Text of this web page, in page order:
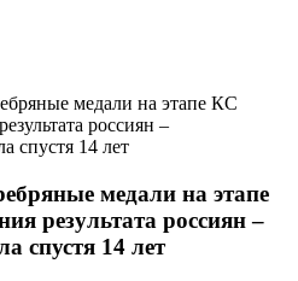
медали на этапе КС
россиян –
спустя 14 лет
медали на этапе
результата россиян –
спустя 14 лет